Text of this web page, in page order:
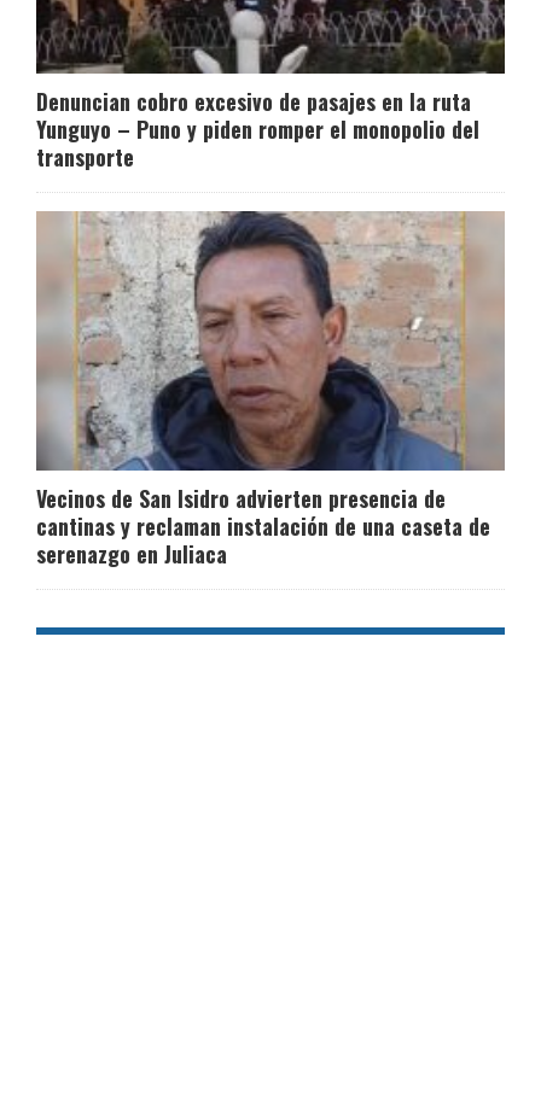
Denuncian cobro excesivo de pasajes en la ruta
Yunguyo – Puno y piden romper el monopolio del
transporte
Vecinos de San Isidro advierten presencia de
cantinas y reclaman instalación de una caseta de
serenazgo en Juliaca